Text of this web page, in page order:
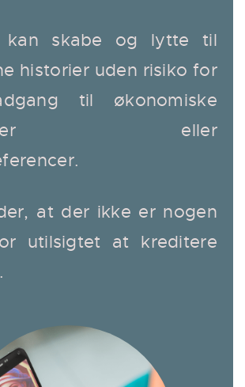
kan skabe og lytte til
historier uden risiko for
til økonomiske
eller
at der ikke er nogen
utilsigtet at kreditere